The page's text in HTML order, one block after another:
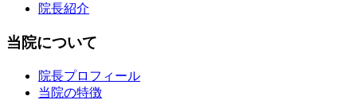
院長紹介
当院について
院長プロフィール
当院の特徴